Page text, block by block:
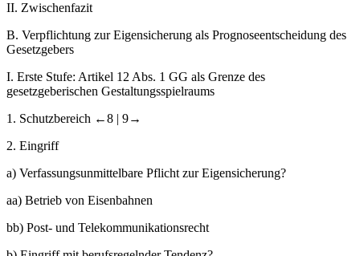
II. Zwischenfazit
B. Verpflichtung zur Eigensicherung als Prognoseentscheidung des
Gesetzgebers
I. Erste Stufe: Artikel 12 Abs. 1 GG als Grenze des
gesetzgeberischen Gestaltungsspielraums
1. Schutzbereich ←8 | 9→
2. Eingriff
a) Verfassungsunmittelbare Pflicht zur Eigensicherung?
aa) Betrieb von Eisenbahnen
bb) Post- und Telekommunikationsrecht